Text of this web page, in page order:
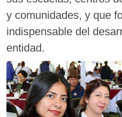
y comunidades, y que
indispensable del
entidad.